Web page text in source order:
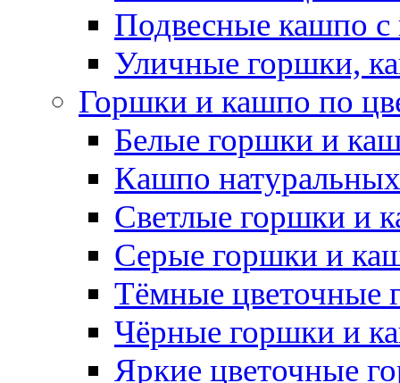
Подвесные кашпо с
Уличные горшки,
Горшки и кашпо по
Белые горшки и
Кашпо
Светлые горшки и
Серые горшки и
Тёмные цветочные
Чёрные горшки и
Яркие цветочные